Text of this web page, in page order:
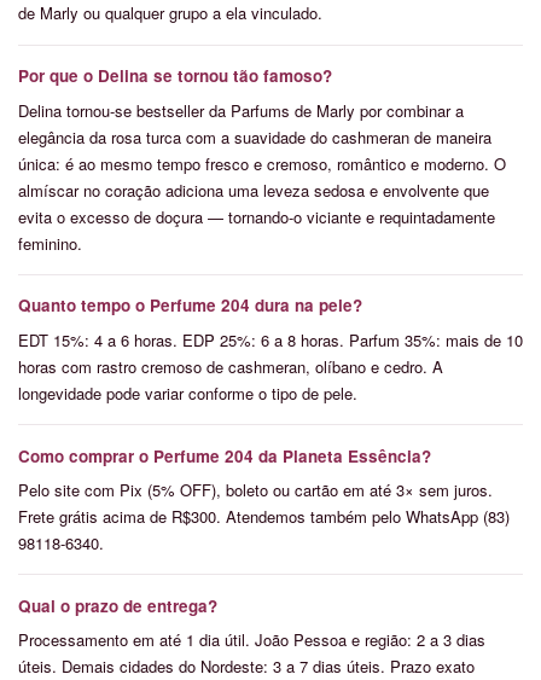
de Marly ou qualquer grupo a ela vinculado.
Por que o Delina se tornou tão famoso?
Delina tornou-se bestseller da Parfums de Marly por combinar a
elegância da rosa turca com a suavidade do cashmeran de maneira
única: é ao mesmo tempo fresco e cremoso, romântico e moderno. O
almíscar no coração adiciona uma leveza sedosa e envolvente que
evita o excesso de doçura — tornando-o viciante e requintadamente
feminino.
Quanto tempo o Perfume 204 dura na pele?
EDT 15%: 4 a 6 horas. EDP 25%: 6 a 8 horas. Parfum 35%: mais de 10
horas com rastro cremoso de cashmeran, olíbano e cedro. A
longevidade pode variar conforme o tipo de pele.
Como comprar o Perfume 204 da Planeta Essência?
Pelo site com Pix (5% OFF), boleto ou cartão em até 3× sem juros.
Frete grátis acima de R$300. Atendemos também pelo WhatsApp (83)
98118-6340.
Qual o prazo de entrega?
Processamento em até 1 dia útil. João Pessoa e região: 2 a 3 dias
úteis. Demais cidades do Nordeste: 3 a 7 dias úteis. Prazo exato